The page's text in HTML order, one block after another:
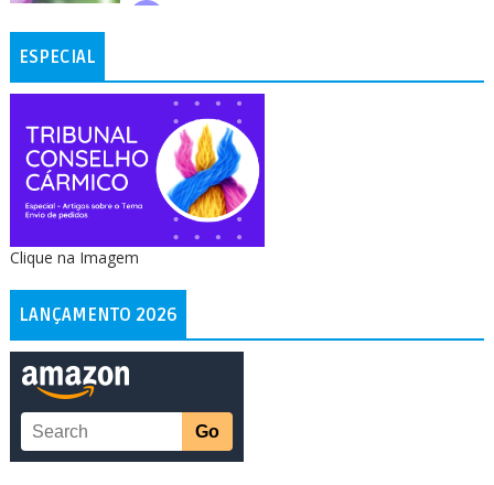
ESPECIAL
Clique na Imagem
LANÇAMENTO 2026